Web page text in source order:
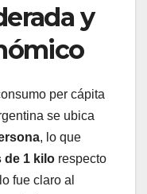
y
per cápita
se ubica
, lo que
de 1 kilo respecto
fue claro al